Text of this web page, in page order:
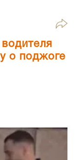
о поджоге